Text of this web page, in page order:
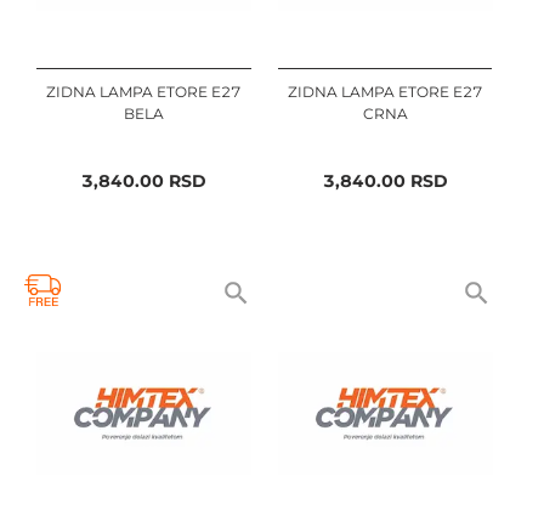
ZIDNA LAMPA ETORE E27
BELA
3,840.00RSD
ZIDNA LAMPA ETORE E27
CRNA
3,840.00RSD